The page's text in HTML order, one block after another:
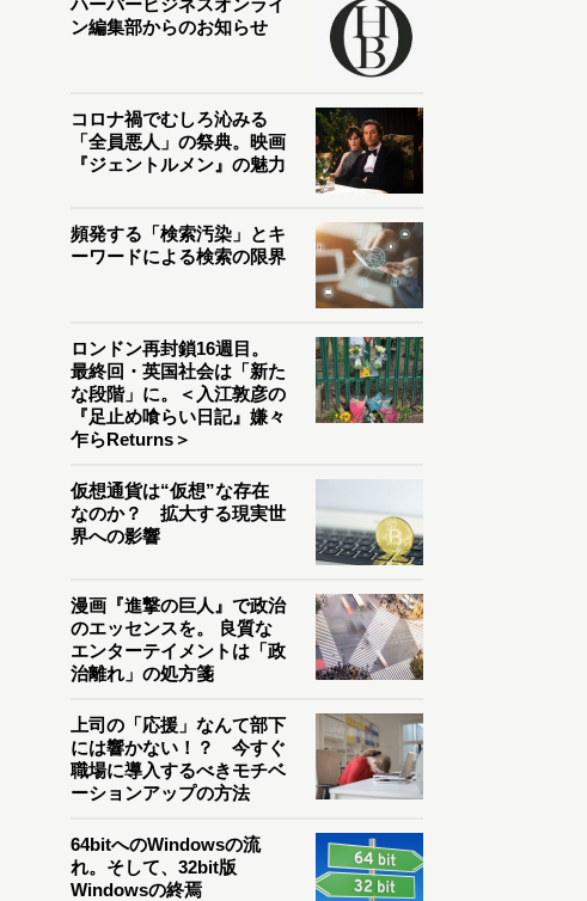
ン編集部からのお知らせ
コロナ禍でむしろ沁みる
「全員悪人」の祭典。映画
『ジェントルメン』の魅力
頻発する「検索汚染」とキ
ーワードによる検索の限界
ロンドン再封鎖16週目。
最終回・英国社会は「新た
な段階」に。＜入江敦彦の
『足止め喰らい日記』嫌々
乍らReturns＞
仮想通貨は“仮想”な存在
なのか？ 拡大する現実世
界への影響
漫画『進撃の巨人』で政治
のエッセンスを。 良質な
エンターテイメントは「政
治離れ」の処方箋
上司の「応援」なんて部下
には響かない！？ 今すぐ
職場に導入するべきモチベ
ーションアップの方法
64bitへのWindowsの流
れ。そして、32bit版
Windowsの終焉